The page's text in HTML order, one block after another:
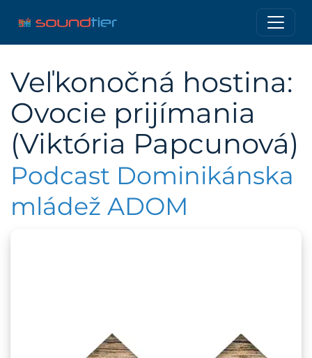
Veľkonočná hostina:
Ovocie prijímania
(Viktória Papcunová)
Podcast Dominikánska
mládež ADOM